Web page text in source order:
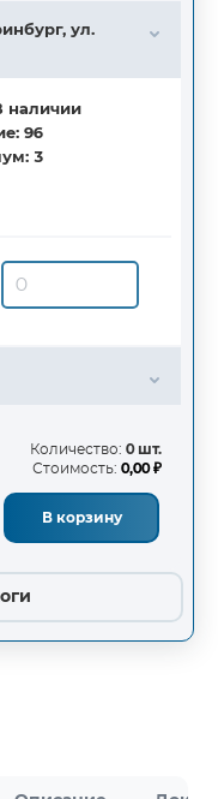
ул.
наличии
96
3
Количество: 0 шт.
Стоимость: 0,00 ₽
В корзину